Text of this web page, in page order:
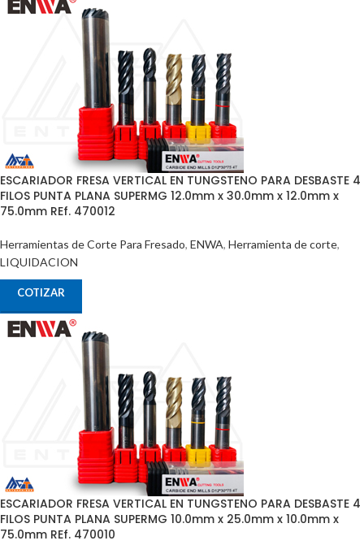
ESCARIADOR FRESA VERTICAL EN TUNGSTENO PARA DESBASTE 4
FILOS PUNTA PLANA SUPERMG 12.0mm x 30.0mm x 12.0mm x
75.0mm REf. 470012
Herramientas de Corte Para Fresado, ENWA, Herramienta de corte,
LIQUIDACION
COTIZAR
ESCARIADOR FRESA VERTICAL EN TUNGSTENO PARA DESBASTE 4
FILOS PUNTA PLANA SUPERMG 10.0mm x 25.0mm x 10.0mm x
75.0mm REf. 470010